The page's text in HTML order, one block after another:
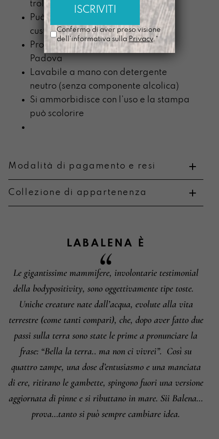
trolley
Può contenere un pc fino a 15” con
custodia
Prodotta nel nostro laboratorio di
Padova
Lavabile a mano con detergente
neutro (senza componente alcolica)
Si ammorbidisce con l’uso e la stampa
può scolorire
Modalità di pagamento e resi
Informazioni su cambi e resi
Collezione di appartenenza
LABALENA È
Le gigantissime mammifere, involontarie testimonial
della bodypositivity, sono oggettivamente tipe toste.
Uniche creature nate dall’acqua, evolute alla vita
terrestre (come tanti compari), che, dopo aver fatto due
passi sulla terra sono state le prime a pronunciare la
frase: “Bella la terra.. ma non ci vivrei”. Così su
quattro zampe, una dose d’entusiasmo e una manciata
di ere, ritirano le gambette, spingono fuori una versione
aggiornata di pinne e si ributtano in mare. Sii Balena…
prova…tanto si può sempre cambiare idea.
Confermo di aver preso visione
dell'informativa sulla Privacy.*